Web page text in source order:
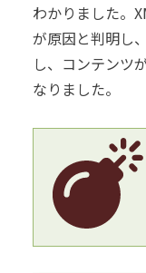
わかりました。
が原因と判明し
し、コンテンツ
なりました。